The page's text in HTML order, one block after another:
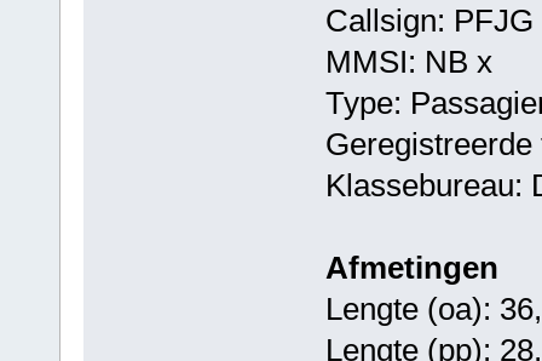
Callsign: PFJG
MMSI: NB x
Type:
Klassebureau:
Afmetingen
Lengte (oa):
Lengte (pp):